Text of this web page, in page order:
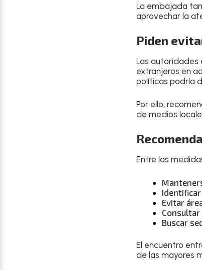
La embajada
aprovechar la
Piden
Las autoridades
extranjeros en
políticas podría
Por ello,
de medios
Entre las
Identificar
Evitar
Consultar
Buscar
El encuentro
de las mayores